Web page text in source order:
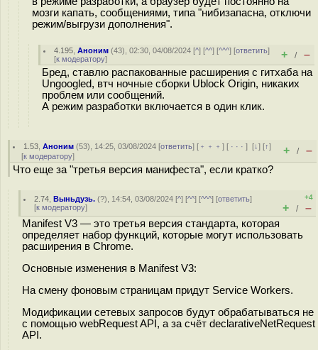
мозги капать, сообщениями, типа "нибизапасна, отключи
режим/выгрузи дополнения".
4.195 ,Аноним (43), 02:30, 04/08/2024 [^] [^^] [^^^] [ответить]
[к модератору] + / –
Бред, ставлю распакованные расширения с гитхаба на
Ungoogled, втч ночные сборки Ublock Origin, никаких
проблем или сообщений.
А режим разработки включается в один клик.
1.53 ,Аноним (53), 14:25, 03/08/2024 [ответить] [ ﹢﹢﹢] [ · · ·][↓] [↑]
[к модератору] + / –
Что еще за "третья версия манифеста", если кратко?
2.74 ,Выньдузь. (?), 14:54, 03/08/2024 [^] [^^] [^^^] [ответить]
[к модератору]
+4
+ / –
Manifest V3 — это третья версия стандарта, которая
определяет набор функций, которые могут использовать
расширения в Chrome.
Основные изменения в Manifest V3:
На смену фоновым страницам придут Service Workers.
Модификации сетевых запросов будут обрабатываться не
с помощью webRequest API, а за счёт declarativeNetRequest
API.